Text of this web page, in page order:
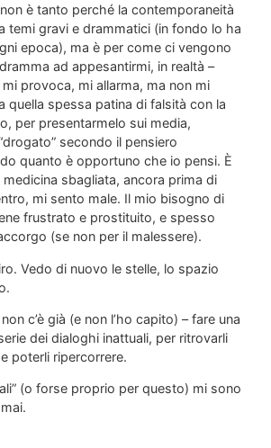
è tanto perché la contemporaneità
temi gravi e drammatici (in fondo lo ha
epoca), ma è per come ci vengono
ad appesantirmi, in realtà –
provoca, mi allarma, ma non mi
quella spessa patina di falsità con la
per presentarmelo sui media,
secondo il pensiero
quanto è opportuno che io pensi. È
sbagliata, ancora prima di
mi sento male. Il mio bisogno di
frustrato e prostituito, e spesso
(se non per il malessere).
Vedo di nuovo le stelle, lo spazio
c’è già (e non l’ho capito) – fare una
dei dialoghi inattuali, per ritrovarli
poterli ripercorrere.
(o forse proprio per questo) mi sono